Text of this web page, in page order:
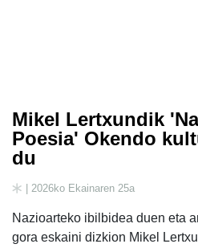
Mikel Lertxundik
Poesia' Okendo
du
| 2026ko Ekainaren 25a
Nazioarteko ibilbidea duen eta
gora eskaini dizkion Mikel